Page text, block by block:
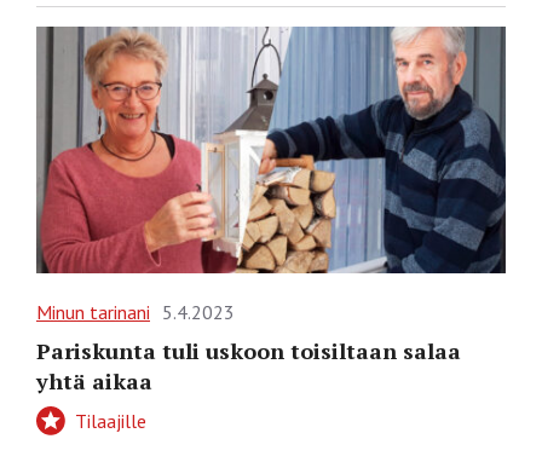
Minun tarinani 5.4.2023
Pariskunta tuli uskoon toisiltaan salaa
yhtä aikaa
Tilaajille